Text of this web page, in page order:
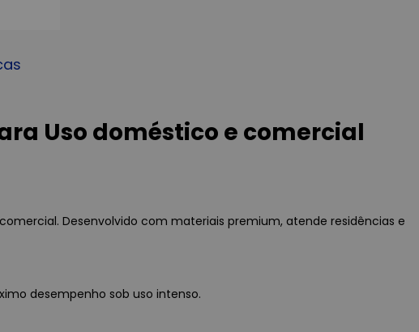
para Uso doméstico e comercial
comercial. Desenvolvido com materiais premium, atende residências e
desempenho sob uso intenso.